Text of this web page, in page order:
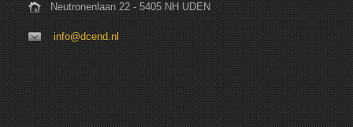
Neutronenlaan 22 - 5405 NH UDEN
info@dcend.nl